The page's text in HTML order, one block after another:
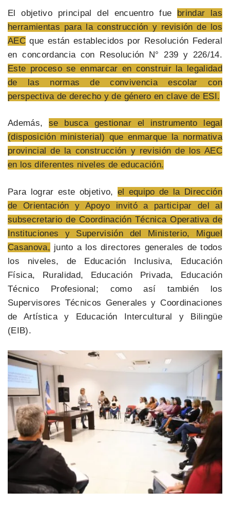
El objetivo principal del encuentro fue brindar las
herramientas para la construcción y revisión de los
AEC que están establecidos por Resolución Federal
en concordancia con Resolución N° 239 y 226/14.
Este proceso se enmarcar en construir la legalidad
de las normas de convivencia escolar con
perspectiva de derecho y de género en clave de ESI.
Además,se busca gestionar el instrumento legal
(disposición ministerial) que enmarque la normativa
provincial de la construcción y revisión de los AEC
en los diferentes niveles de educación.
Para lograr este objetivo, el equipo de la Dirección
de Orientación y Apoyo invitó a participar del al
subsecretario de Coordinación Técnica Operativa de
Instituciones y Supervisión del Ministerio, Miguel
Casanova, junto a los directores generales de todos
los niveles, de Educación Inclusiva, Educación
Física, Ruralidad, Educación Privada, Educación
Técnico Profesional; como así también los
Supervisores Técnicos Generales y Coordinaciones
de Artística y Educación Intercultural y Bilingüe
(EIB).